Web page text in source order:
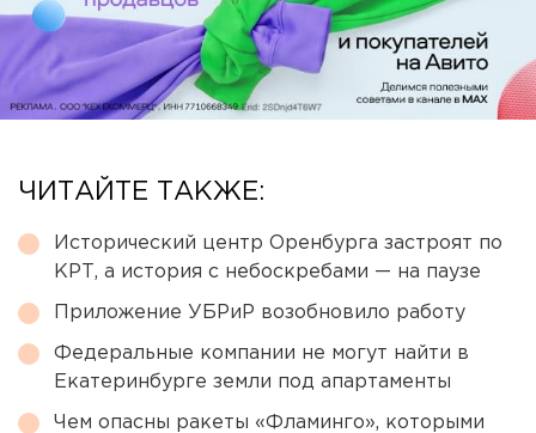
ЧИТАЙТЕ ТАКЖЕ:
Исторический центр Оренбурга застроят по
КРТ, а история с небоскребами — на паузе
Приложение УБРиР возобновило работу
Федеральные компании не могут найти в
Екатеринбурге земли под апартаменты
Чем опасны ракеты «Фламинго», которыми